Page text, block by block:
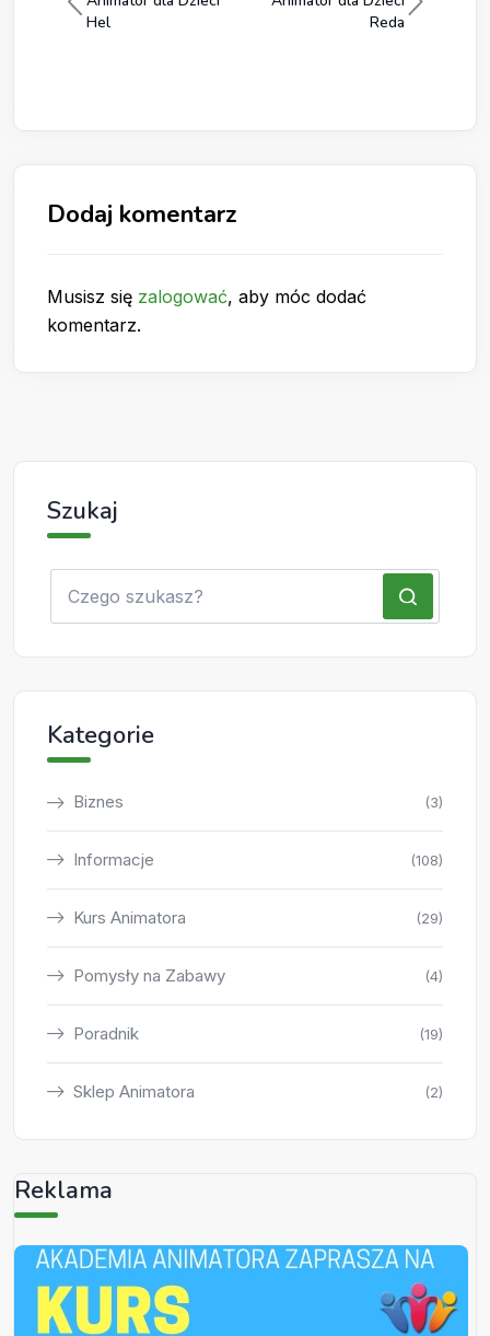
Hel
Reda
Dodaj komentarz
Musisz się zalogować, aby móc dodać
komentarz.
Szukaj
Kategorie
Biznes (3)
Informacje (108)
Kurs Animatora (29)
Pomysły na Zabawy (4)
Poradnik (19)
Sklep Animatora (2)
Reklama